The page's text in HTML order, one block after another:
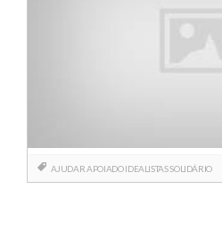
AJUDARAPOIADO IDEALISTASSOLIDÁRIO